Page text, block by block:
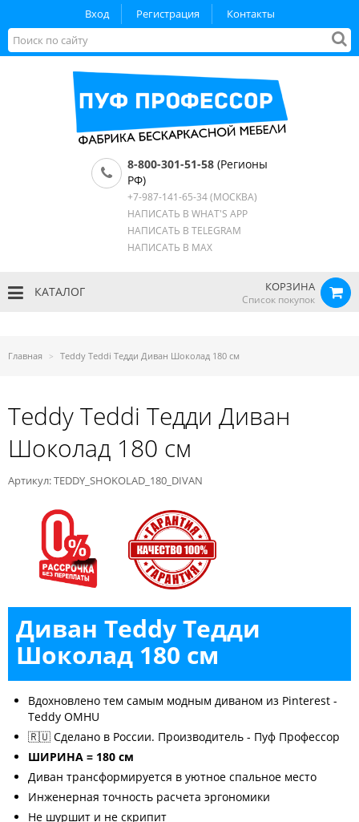
Вход Регистрация Контакты
8-800-301-51-58 (Регионы
РФ)
+7-987-141-65-34(МОСКВА)
НАПИСАТЬ В WHAT'S APP
НАПИСАТЬ В TELEGRAM
НАПИСАТЬ В MAX
КОРЗИНА
Список покупок
КАТАЛОГ
Главная Teddy Teddi Тедди Диван Шоколад 180 см
Teddy Teddi Тедди Диван
Шоколад 180 см
Артикул: TEDDY_SHOKOLAD_180_DIVAN
Диван Teddy Тедди
Шоколад 180 см
Вдохновлено тем самым модным диваном из Pinterest -
Teddy OMHU
🇷🇺 Сделано в России. Производитель - Пуф Профессор
ШИРИНА = 180 см
Диван трансформируется в уютное спальное место
Инженерная точность расчета эргономики
Не шуршит и не скрипит